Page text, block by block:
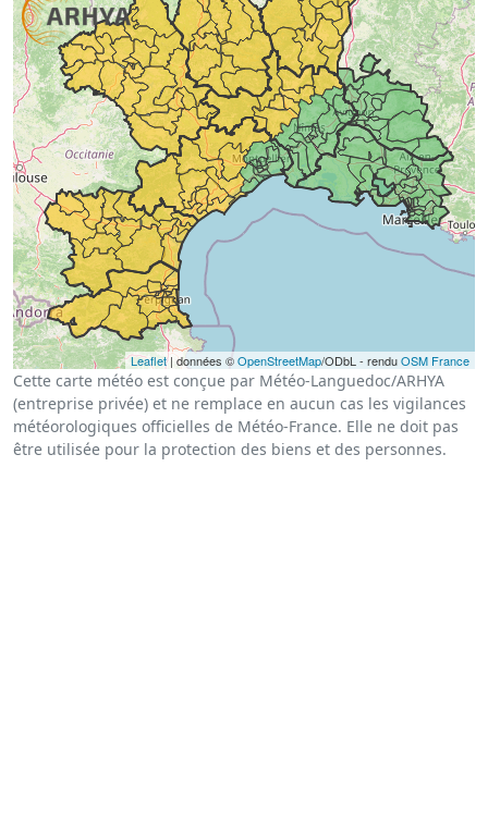
Leaflet| données ©OpenStreetMap/ODbL - renduOSM France
Cette carte météo est conçue par Météo-Languedoc/ARHYA
(entreprise privée) et ne remplace en aucun cas les vigilances
météorologiques officielles de Météo-France. Elle ne doit pas
être utilisée pour la protection des biens et des personnes.